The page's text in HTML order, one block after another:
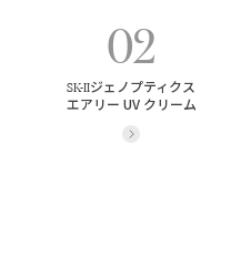
02
SK-IIジェノプティクス
エアリー UV クリーム
詳細をみる